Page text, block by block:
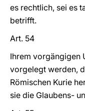
es rechtlich, sei es
betrifft.
Art. 54
Ihrem vorgängigen
vorgelegt werden,
Römischen Kurie
sie die Glaubens-